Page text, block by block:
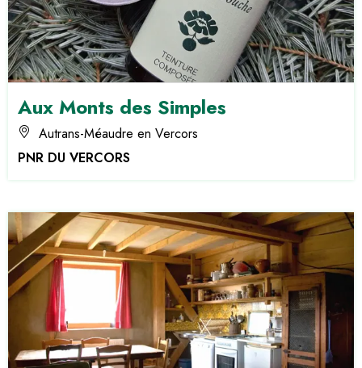
Aux Monts des Simples
Autrans-Méaudre en Vercors
PNR DU VERCORS